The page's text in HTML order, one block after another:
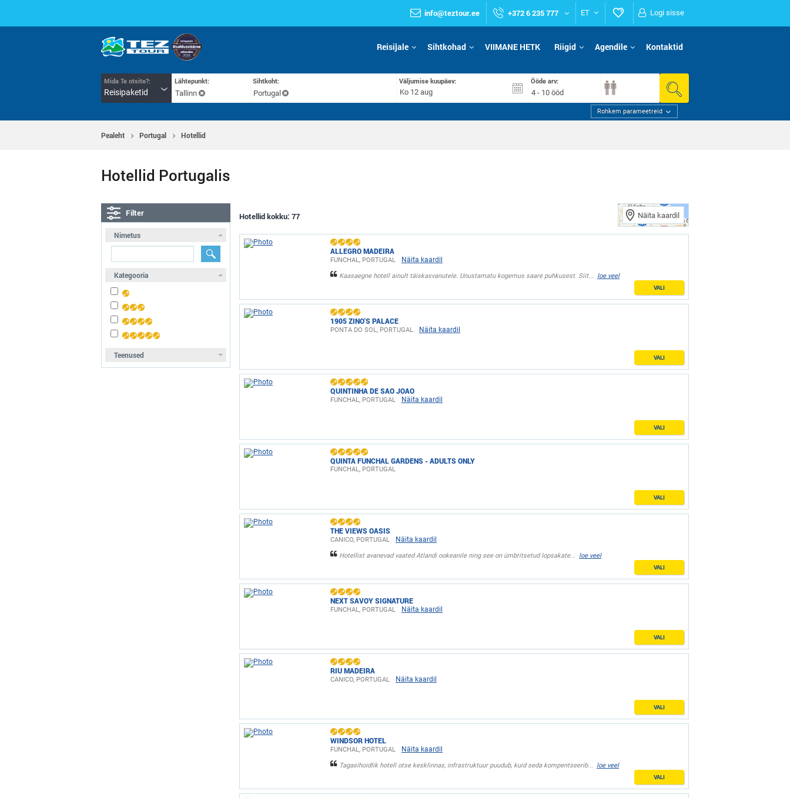
info@teztour.ee +372 6 235 777 ET Logi sisse
Reisijale Sihtkohad VIIMANE HETK Riigid Agendile Kontaktid
Mida Te otsite?:
Reisipaketid
Lähtepunkt:
Tallinn
Sihtkoht:
Portugal
Väljumise kuupäev:
Ööde arv:
4 - 10 ööd
Rohkem parameetreid
Pealeht Portugal Hotellid
Hotellid Portugalis
Filter
Nimetus
Kategooria
Teenused
Hotellid kokku: 77 Näita kaardil
ALLEGRO MADEIRA
FUNCHAL, PORTUGAL Näita kaardil
Kaasaegne hotell ainult täiskasvanutele. Unustamatu kogemus saare puhkusest. Siit...
loe veel
VALI
1905 ZINO'S PALACE
PONTA DO SOL, PORTUGAL Näita kaardil
VALI
QUINTINHA DE SAO JOAO
FUNCHAL, PORTUGAL Näita kaardil
VALI
QUINTA FUNCHAL GARDENS - ADULTS ONLY
FUNCHAL, PORTUGAL
VALI
THE VIEWS OASIS
CANICO, PORTUGAL Näita kaardil
Hotellist avanevad vaated Atlandi ookeanile ning see on ümbritsetud lopsakate...
loe veel
VALI
NEXT SAVOY SIGNATURE
FUNCHAL, PORTUGAL Näita kaardil
VALI
RIU MADEIRA
CANICO, PORTUGAL Näita kaardil
VALI
WINDSOR HOTEL
FUNCHAL, PORTUGAL Näita kaardil
Tagasihoidlik hotell otse kesklinnas, infrastruktuur puudub, kuid seda kompentseerib...
loe veel
VALI